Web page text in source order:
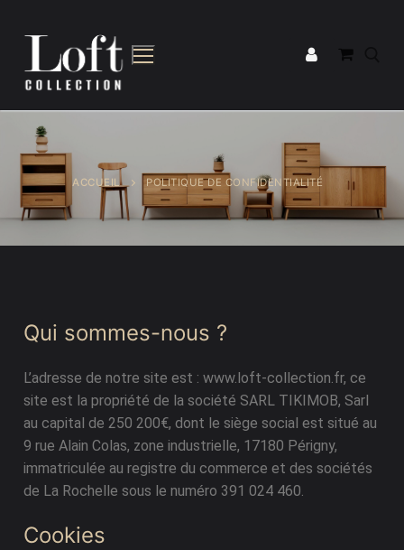
Tous nos meubles
Bibliothèques
Commodes & Buffets
Meubles TV
Meubles d’entrée
Étagères
Meubles de chambre
Bibliothèques
Meubles d’entrée
Bureaux
Étagères
Chambre
ACCUEIL POLITIQUE DE CONFIDENTIALITÉ
Qui sommes-nous ?
L’adresse de notre site est : www.loft-collection.fr, ce
site est la propriété de la société SARL TIKIMOB, Sarl
au capital de 250 200€, dont le siège social est situé au
9 rue Alain Colas, zone industrielle, 17180 Périgny,
immatriculée au registre du commerce et des sociétés
de La Rochelle sous le numéro 391 024 460.
Cookies